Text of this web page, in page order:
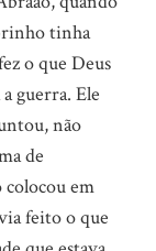
tinha
o que Deus
guerra. Ele
não
de
em
feito o que